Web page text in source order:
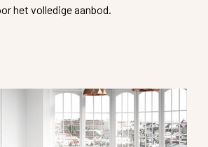
het volledige aanbod.